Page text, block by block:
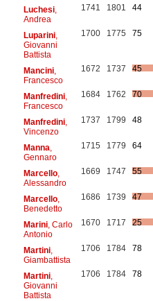
Luchesi,
Andrea
1741 1801 44
Luparini,
Giovanni
Battista
1700 1775 75
Mancini,
Francesco
1672 1737 45
Manfredini,
Francesco
1684 1762 70
Manfredini,
Vincenzo
1737 1799 48
Manna
Gennaro
1715 1779 64
Marcello,
Alessandro
1669 1747 55
Marcello,
Benedetto
1686 1739 47
Marini, Carlo
Antonio
1670 1717 25
Martini,
Giambattista
1706 1784 78
Martini,
Giovanni
Battista
1706 1784 78